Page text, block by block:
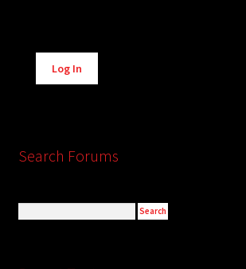
Alternative:
Log In
Search Forums